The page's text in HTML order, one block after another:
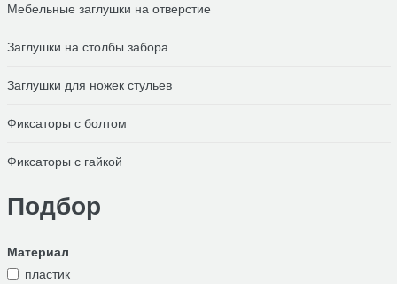
Мебельные заглушки на отверстие
Заглушки на столбы забора
Заглушки для ножек стульев
Фиксаторы с болтом
Фиксаторы с гайкой
Подбор
Материал
пластик